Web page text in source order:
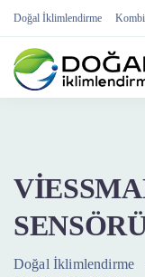
Doğal İklimlendirme
Doğal İklimlendirme